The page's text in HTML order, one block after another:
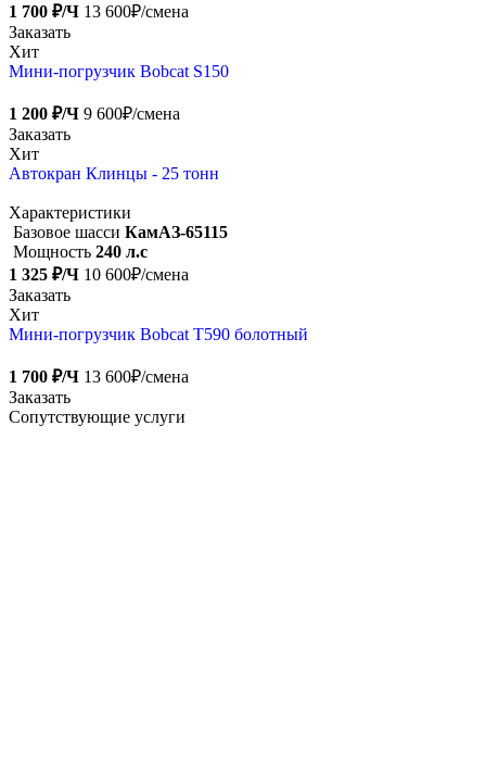
1 700 ₽/Ч 13 600₽/смена
Заказать
Хит
Мини-погрузчик Bobcat S150
1 200 ₽/Ч 9 600₽/смена
Заказать
Хит
Автокран Клинцы - 25 тонн
Характеристики
Базовое шасси КамАЗ-65115
Мощность 240 л.с
1 325 ₽/Ч 10 600₽/смена
Заказать
Хит
Мини-погрузчик Bobcat Т590 болотный
1 700 ₽/Ч 13 600₽/смена
Заказать
Сопутствующие услуги